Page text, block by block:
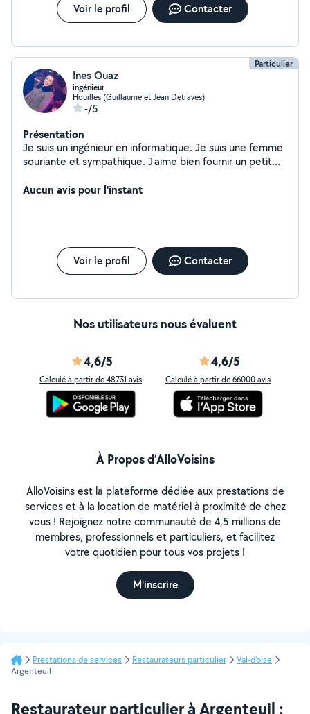
Voir le profil Contacter
Particulier
Ines Ouaz
ingénieur
Houilles (Guillaume et Jean Detraves)
-/5
Présentation
Je suis un ingénieur en informatique. Je suis une femme
souriante et sympathique. J'aime bien fournir un petit
Aucun avis pour l'instant
Voir le profil Contacter
Nos utilisateurs nous évaluent
4,6/5
Calculé à partir de 48731 avis
4,6/5
Calculé à partir de 66000 avis
À Propos d’AlloVoisins
AlloVoisins est la plateforme dédiée aux prestations de
services et à la location de matériel à proximité de chez
vous ! Rejoignez notre communauté de 4,5 millions de
membres, professionnels et particuliers, et facilitez
votre quotidien pour tous vos projets !
M'inscrire
Prestations de services Restaurateurs particulier
Val-d'oise
Argenteuil
Restaurateur particulier à Argenteuil :